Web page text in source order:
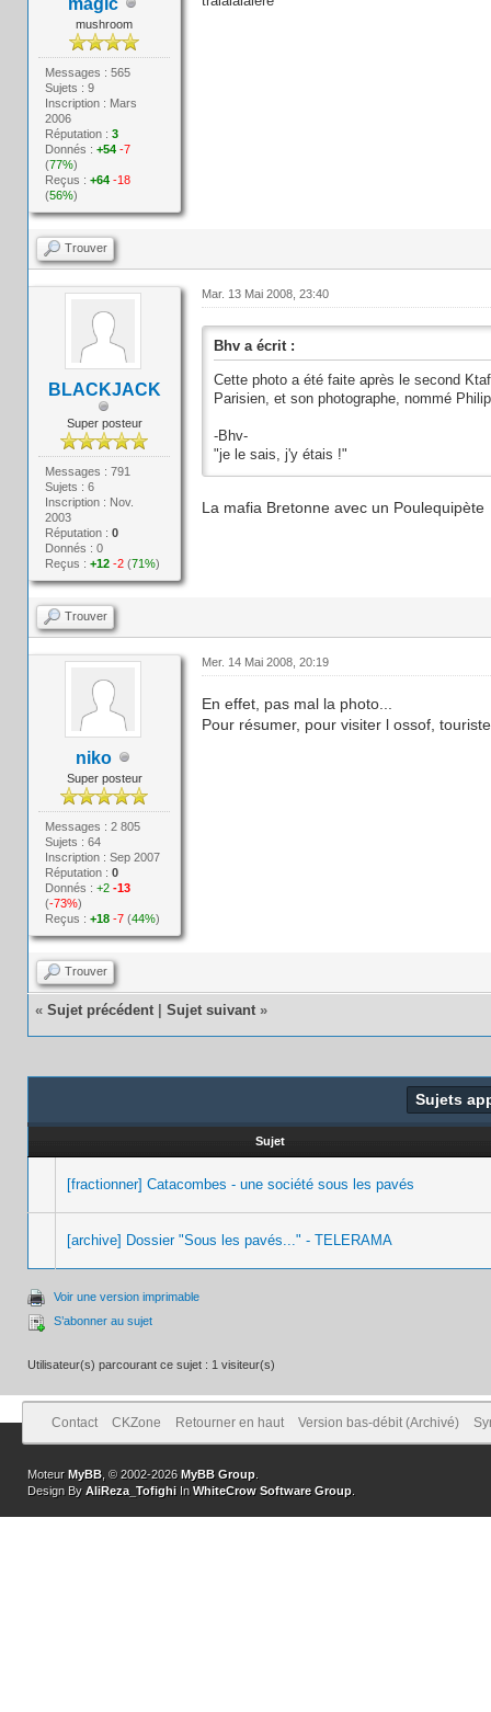
mushroom
Messages : 565
Sujets : 9
Inscription : Mars
2006
Réputation :3
Donnés :+54 -7
(77%)
Reçus :+64 -18
(56%)
Trouver
BLACKJACK
Super posteur
Messages : 791
Sujets : 6
Inscription : Nov.
2003
Réputation :0
Donnés : 0
Reçus :+12 -2 (71%)
Mar. 13 Mai 2008, 23:40
Bhv a écrit :
Cette photo a été faite après le second
Parisien, et son photographe, nommé
-Bhv-
"je le sais, j'y étais !"
La mafia Bretonne avec un Poulequipète
Trouver
niko
Super posteur
Messages : 2 805
Sujets : 64
Inscription : Sep 2007
Réputation :0
Donnés :+2 -13
(-73%)
Reçus :+18 -7 (44%)
Mer. 14 Mai 2008, 20:19
En effet, pas mal la photo...
Pour résumer, pour visiter l ossof,
Trouver
« Sujet précédent Sujet suivant »
Sujets
Sujet
[fractionner] Catacombes - une société sous les pavés
[archive] Dossier "Sous les pavés..." - TELERAMA
Voir une version imprimable
S’abonner au sujet
Utilisateur(s) parcourant ce sujet : 1 visiteur(s)
Contact CKZone Retourner en haut Version bas-débit (Archivé)
Moteur MyBB , © 2002-2026MyBB Group
Design By AliReza_Tofighi In WhiteCrow Software Group